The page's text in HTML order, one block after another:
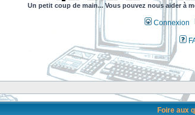
Un petit coup de main... Vous pouvez nous aider à
Connexion
Foire aux